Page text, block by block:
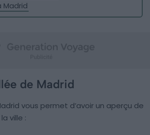
Madrid
de Madrid
vous permet d’avoir un aperçu de
ville :